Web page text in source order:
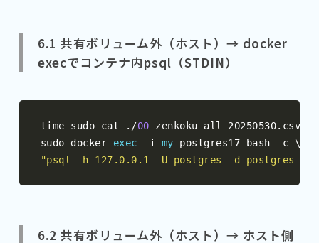
6.1 共有ボリューム外（ホスト）→ docker
execでコンテナ内psql（STDIN）
time sudo cat ./00 _zenkoku_all_20250530. csv
sudo docker exec - i my-postgres17 bash -
"psql -h 127.0.0.1 -U postgres -d postgres -
6.2 共有ボリューム外（ホスト）→ ホスト側